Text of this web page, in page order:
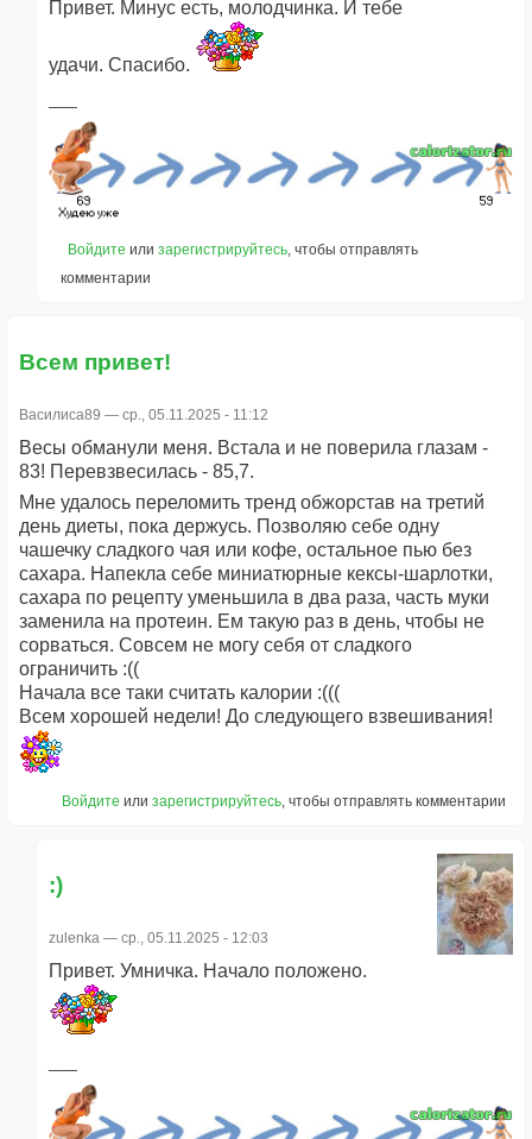
Привет. Минус есть, молодчинка. И тебе
удачи. Спасибо.
Войдите или зарегистрируйтесь , чтобы отправлять
комментарии
Всем привет!
Василиса89 — ср., 05.11.2025 - 11:12
Весы обманули меня. Встала и не поверила глазам -
83! Перевзвесилась - 85,7.
Мне удалось переломить тренд обжорстав на третий
день диеты, пока держусь. Позволяю себе одну
чашечку сладкого чая или кофе, остальное пью без
сахара. Напекла себе миниатюрные кексы-шарлотки,
сахара по рецепту уменьшила в два раза, часть муки
заменила на протеин. Ем такую раз в день, чтобы не
сорваться. Совсем не могу себя от сладкого
ограничить :((
Начала все таки считать калории :(((
Всем хорошей недели! До следующего взвешивания!
Войдите или зарегистрируйтесь, чтобы отправлять комментарии
:)
zulenka — ср., 05.11.2025 - 12:03
Привет. Умничка. Начало положено.